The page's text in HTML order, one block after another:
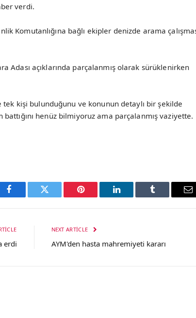
verdi.
Komutanlığına bağlı ekipler denizde arama
Adası açıklarında parçalanmış olarak sürüklenirken
kişi bulunduğunu ve konunun detaylı bir şekilde
henüz bilmiyoruz ama parçalanmış vaziyette.
Facebook Twitter Pinterest LinkedIn Tumblr
erdi
NEXT ARTICLE
AYM'den hasta mahremiyeti kararı